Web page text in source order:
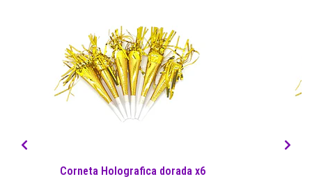
Corneta Holografica dorada x6